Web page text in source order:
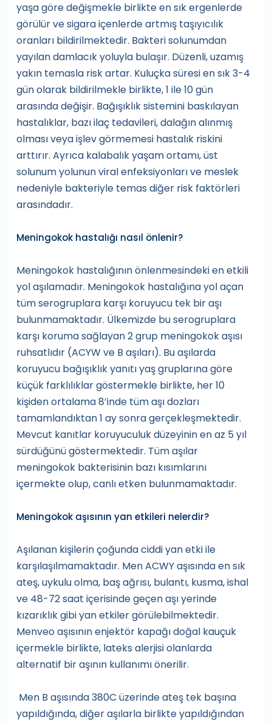
yaşa göre değişmekle birlikte en sık ergenlerde
görülür ve sigara içenlerde artmış taşıyıcılık
oranları bildirilmektedir. Bakteri solunumdan
yayılan damlacık yoluyla bulaşır. Düzenli, uzamış
yakın temasla risk artar. Kuluçka süresi en sık 3-4
gün olarak bildirilmekle birlikte, 1 ile 10 gün
arasında değişir. Bağışıklık sistemini baskılayan
hastalıklar, bazı ilaç tedavileri, dalağın alınmış
olması veya işlev görmemesi hastalık riskini
arttırır. Ayrıca kalabalık yaşam ortamı, üst
solunum yolunun viral enfeksiyonları ve meslek
nedeniyle bakteriyle temas diğer risk faktörleri
arasındadır.
Meningokok hastalığı nasıl önlenir?
Meningokok hastalığının önlenmesindeki en etkili
yol aşılamadır. Meningokok hastalığına yol açan
tüm serogruplara karşı koruyucu tek bir aşı
bulunmamaktadır. Ülkemizde bu serogruplara
karşı koruma sağlayan 2 grup meningokok aşısı
ruhsatlıdır (ACYW ve B aşıları). Bu aşılarda
koruyucu bağışıklık yanıtı yaş gruplarına göre
küçük farklılıklar göstermekle birlikte, her 10
kişiden ortalama 8’inde tüm aşı dozları
tamamlandıktan 1 ay sonra gerçekleşmektedir.
Mevcut kanıtlar koruyuculuk düzeyinin en az 5 yıl
sürdüğünü göstermektedir. Tüm aşılar
meningokok bakterisinin bazı kısımlarını
içermekte olup, canlı etken bulunmamaktadır.
Meningokok aşısının yan etkileri nelerdir?
Aşılanan kişilerin çoğunda ciddi yan etki ile
karşılaşılmamaktadır. Men ACWY aşısında en sık
ateş, uykulu olma, baş ağrısı, bulantı, kusma, ishal
ve 48-72 saat içerisinde geçen aşı yerinde
kızarıklık gibi yan etkiler görülebilmektedir.
Menveo aşısının enjektör kapağı doğal kauçuk
içermekle birlikte, lateks alerjisi olanlarda
alternatif bir aşının kullanımı önerilir.
Men B aşısında 380C üzerinde ateş tek başına
yapıldığında, diğer aşılarla birlikte yapıldığından